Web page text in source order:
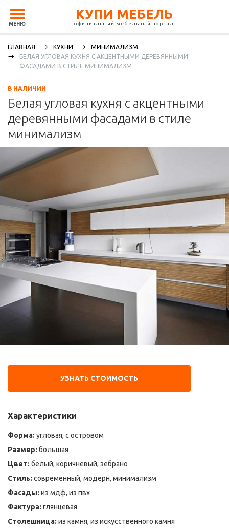
МЕНЮ
КУПИ МЕБЕЛЬ
официальный мебельный портал
ГЛАВНАЯ КУХНИ
МИНИМАЛИЗМ
БЕЛАЯ УГЛОВАЯ КУХНЯ С АКЦЕНТНЫМИ ДЕРЕВЯННЫМИ
ФАСАДАМИ В СТИЛЕ МИНИМАЛИЗМ
В НАЛИЧИИ
Белая угловая кухня с акцентными
деревянными фасадами в стиле
минимализм
УЗНАТЬ СТОИМОСТЬ
Характеристики
Форма: угловая, с островом
Размер: большая
Цвет: белый, коричневый, зебрано
Стиль: современный, модерн, минимализм
Фасады: из мдф, из пвх
Фактура: глянцевая
Столешница: из камня, из искусственного камня